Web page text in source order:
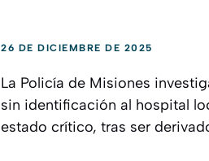
26 DE DICIEMBRE DE 2025
La Policía de Misiones
sin identificación al hospital
estado crítico, tras ser